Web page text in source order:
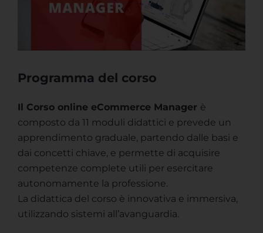
Programma del corso
Il Corso online eCommerce Manager è
composto da 11 moduli didattici e prevede un
apprendimento graduale, partendo dalle basi e
dai concetti chiave, e permette di acquisire
competenze complete utili per esercitare
autonomamente la professione.
La didattica del corso è innovativa e immersiva,
utilizzando sistemi all’avanguardia.